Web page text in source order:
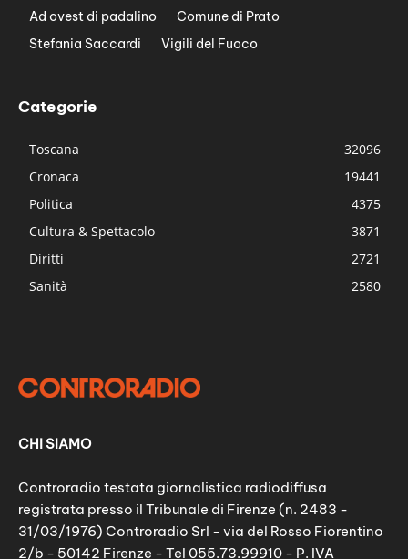
Ad ovest di padalino
Comune di Prato
Stefania Saccardi
Vigili del Fuoco
Categorie
Toscana
32096
Cronaca
19441
Politica
4375
Cultura & Spettacolo
3871
Diritti
2721
Sanità
2580
CHI SIAMO
Controradio testata giornalistica radiodiffusa
registrata presso il Tribunale di Firenze (n. 2483 -
31/03/1976) Controradio Srl - via del Rosso Fiorentino
2/b - 50142 Firenze - Tel 055.73.99910 - P. IVA